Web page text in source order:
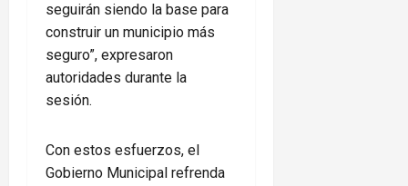
seguirán siendo la base para
construir un municipio más
seguro”, expresaron
autoridades durante la
sesión.
Con estos esfuerzos, el
Gobierno Municipal refrenda